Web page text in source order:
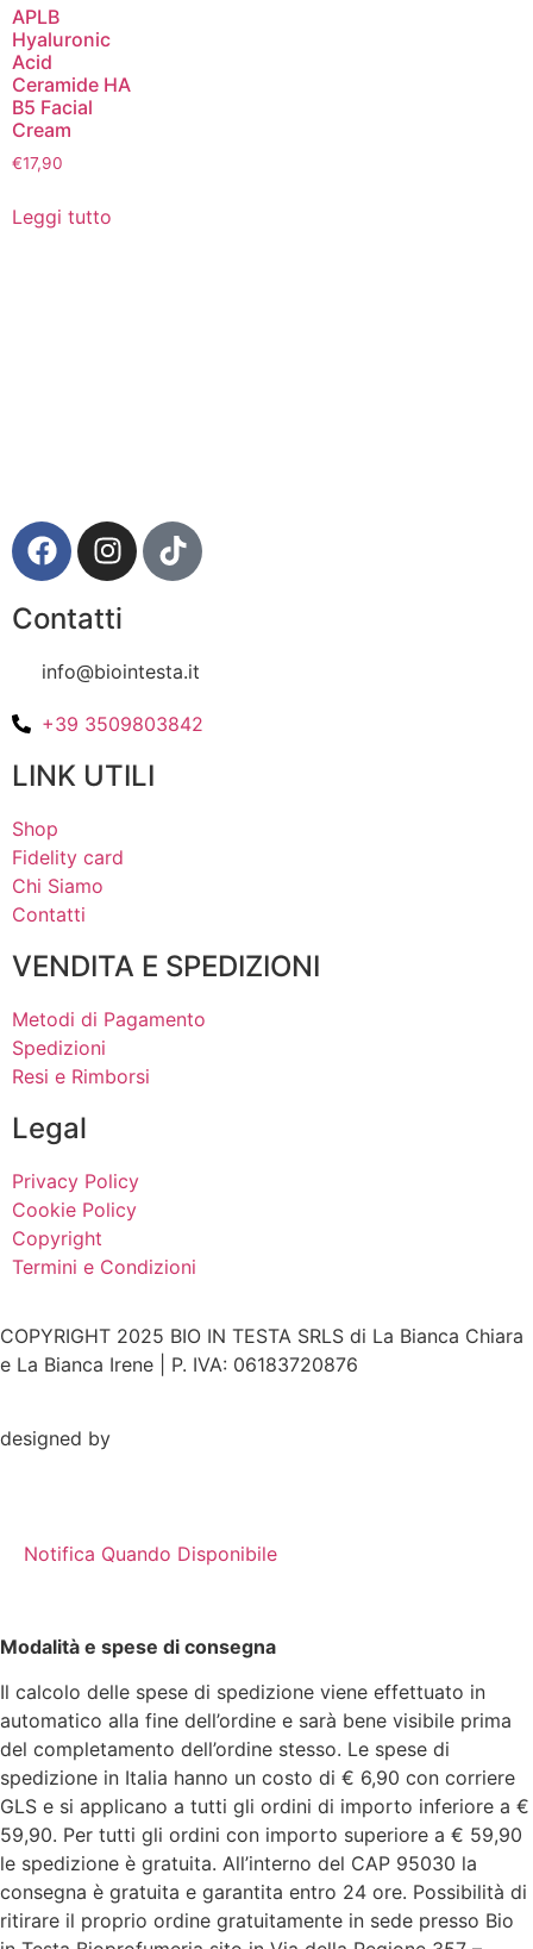
APLB
Hyaluronic
Acid
Ceramide HA
B5 Facial
Cream
€17,90
Leggi tutto
Contatti
info@biointesta.it
+39 3509803842
LINK UTILI
Shop
Fidelity card
Chi Siamo
Contatti
VENDITA E SPEDIZIONI
Metodi di Pagamento
Spedizioni
Resi e Rimborsi
Legal
Privacy Policy
Cookie Policy
Copyright
Termini e Condizioni
COPYRIGHT 2025 BIO IN TESTA SRLS di La Bianca Chiara
e La Bianca Irene | P. IVA: 06183720876
designed by
Notifica Quando Disponibile
Modalità e spese di consegna
Il calcolo delle spese di spedizione viene effettuato in
automatico alla fine dell’ordine e sarà bene visibile prima
del completamento dell’ordine stesso. Le spese di
spedizione in Italia hanno un costo di € 6,90 con corriere
GLS e si applicano a tutti gli ordini di importo inferiore a €
59,90. Per tutti gli ordini con importo superiore a € 59,90
le spedizione è gratuita. All’interno del CAP 95030 la
consegna è gratuita e garantita entro 24 ore. Possibilità di
ritirare il proprio ordine gratuitamente in sede presso Bio